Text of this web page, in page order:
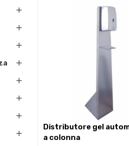








distributore gel automatico
a colonna